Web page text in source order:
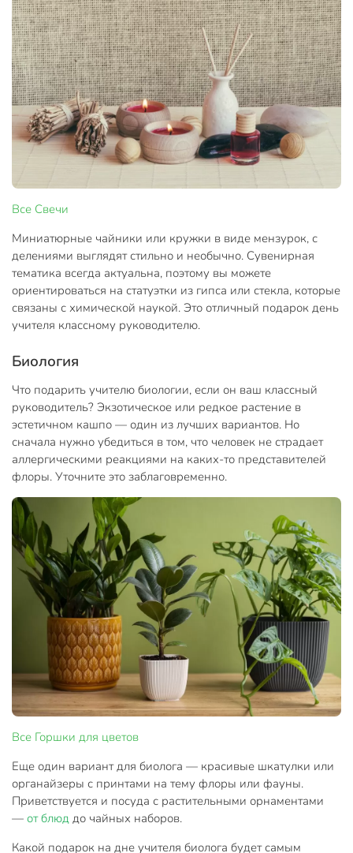
Все Свечи
Миниатюрные чайники или кружки в виде мензурок, с
делениями выглядят стильно и необычно. Сувенирная
тематика всегда актуальна, поэтому вы можете
ориентироваться на статуэтки из гипса или стекла, которые
связаны с химической наукой. Это отличный подарок день
учителя классному руководителю.
Биология
Что подарить учителю биологии, если он ваш классный
руководитель? Экзотическое или редкое растение в
эстетичном кашпо — один из лучших вариантов. Но
сначала нужно убедиться в том, что человек не страдает
аллергическими реакциями на каких-то представителей
флоры. Уточните это заблаговременно.
Все Горшки для цветов
Еще один вариант для биолога — красивые шкатулки или
органайзеры с принтами на тему флоры или фауны.
Приветствуется и посуда с растительными орнаментами
— от блюд до чайных наборов.
Какой подарок на дне учителя биолога будет самым